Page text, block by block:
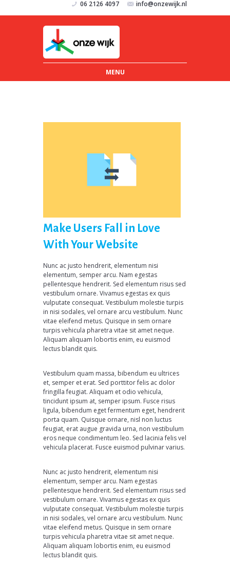
06 2126 4097 info@onzewijk.nl
MENU
Make Users Fall in Love
With Your Website
Nunc ac justo hendrerit, elementum nisi
elementum, semper arcu. Nam egestas
pellentesque hendrerit. Sed elementum risus sed
vestibulum ornare. Vivamus egestas ex quis
vulputate consequat. Vestibulum molestie turpis
in nisi sodales, vel ornare arcu vestibulum. Nunc
vitae eleifend metus. Quisque in sem ornare
turpis vehicula pharetra vitae sit amet neque.
Aliquam aliquam lobortis enim, eu euismod
lectus blandit quis.
Vestibulum quam massa, bibendum eu ultrices
et, semper et erat. Sed porttitor felis ac dolor
fringilla feugiat. Aliquam et odio vehicula,
tincidunt ipsum at, semper ipsum. Fusce risus
ligula, bibendum eget fermentum eget, hendrerit
porta quam. Quisque ornare, nisl non luctus
feugiat, erat augue gravida urna, non vestibulum
eros neque condimentum leo. Sed lacinia felis vel
vehicula placerat. Fusce euismod pulvinar varius.
Nunc ac justo hendrerit, elementum nisi
elementum, semper arcu. Nam egestas
pellentesque hendrerit. Sed elementum risus sed
vestibulum ornare. Vivamus egestas ex quis
vulputate consequat. Vestibulum molestie turpis
in nisi sodales, vel ornare arcu vestibulum. Nunc
vitae eleifend metus. Quisque in sem ornare
turpis vehicula pharetra vitae sit amet neque.
Aliquam aliquam lobortis enim, eu euismod
lectus blandit quis.